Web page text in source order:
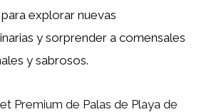
explorar nuevas
y sorprender a comensales
y sabrosos.
Premium de Palas de Playa de